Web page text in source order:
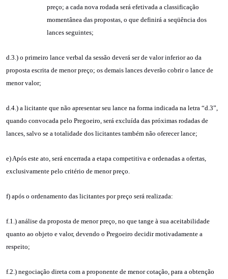
preço; a cada nova rodada será efetivada a classificação
momentânea das propostas, o que definirá a seqüência dos
lances seguintes;
d.3.) o primeiro lance verbal da sessão deverá ser de valor inferior ao da
proposta escrita de menor preço; os demais lances deverão cobrir o lance de
menor valor;
d.4.) a licitante que não apresentar seu lance na forma indicada na letra “d.3”,
quando convocada pelo Pregoeiro, será excluída das próximas rodadas de
lances, salvo se a totalidade dos licitantes também não oferecer lance;
e) Após este ato, será encerrada a etapa competitiva e ordenadas a ofertas,
exclusivamente pelo critério de menor preço.
f) após o ordenamento das licitantes por preço será realizada:
f.1.) análise da proposta de menor preço, no que tange à sua aceitabilidade
quanto ao objeto e valor, devendo o Pregoeiro decidir motivadamente a
respeito;
f.2.) negociação direta com a proponente de menor cotação, para a obtenção